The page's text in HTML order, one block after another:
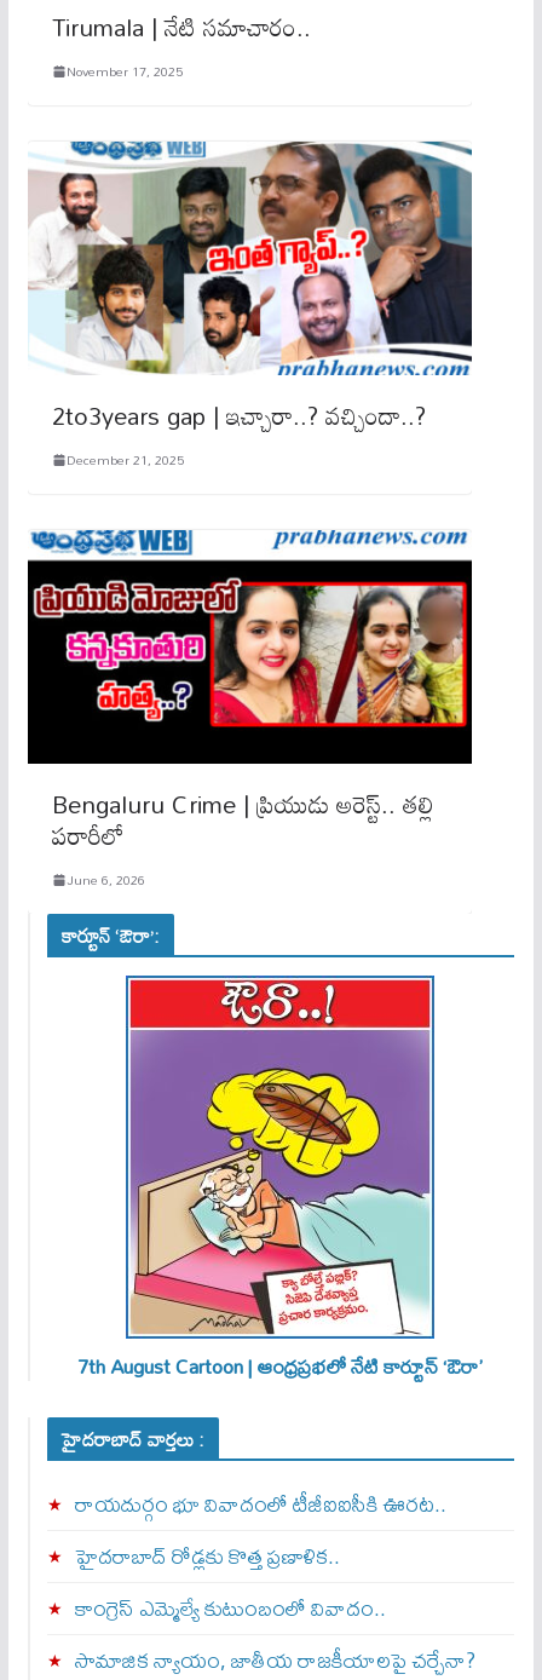
Tirumala | నేటి సమాచారం..
November 17, 2025
2to3years gap | ఇచ్చారా..? వచ్చిందా..?
December 21, 2025
Bengaluru Crime | ప్రియుడు అరెస్ట్.. తల్లి
పరారీలో
June 6, 2026
కార్టూన్ ‘ఔరా’:
7th August Cartoon | ఆంధ్రప్రభలో నేటి కార్టూన్ ‘ఔరా’
హైదరాబాద్ వార్తలు :
రాయదుర్గం భూ వివాదంలో టీజీఐఐసీకి ఊరట..
హైదరాబాద్ రోడ్లకు కొత్త ప్రణాళిక..
కాంగ్రెస్ ఎమ్మెల్యే కుటుంబంలో వివాదం..
సామాజిక న్యాయం, జాతీయ రాజకీయాలపై చర్చేనా?